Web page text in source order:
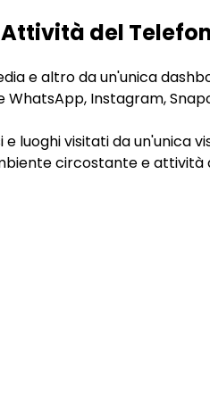
del
e altro da un'unica
Instagram,
luoghi visitati da un'unica
circostante e